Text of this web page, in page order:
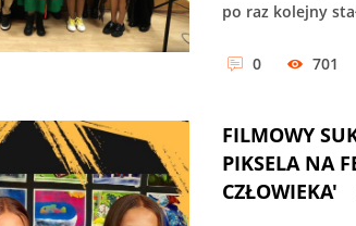
po raz kolejny
0 701
FILMOWY
PIKSELA NA
CZŁOWIEKA'